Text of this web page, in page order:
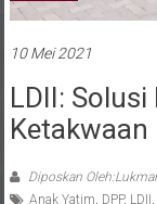
Ketakwaan
Anak Yatim,DPP,LDII,